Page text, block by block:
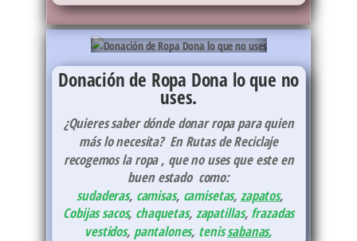
Donación de Ropa Dona lo que no
uses.
¿Quieres saber dónde donar ropa para quien
más lo necesita? En Rutas de Reciclaje
recogemos la ropa , que no uses que este en
buen estado como:
sudaderas, camisas, camisetas, zapatos,
Cobijassacos, chaquetas, zapatillas, frazadas
vestidos, pantalones, tenissabanas,